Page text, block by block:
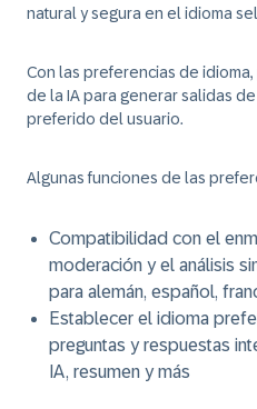
natural y segura en el idioma
Con las preferencias de
de la IA para generar salidas
preferido del usuario.
Algunas funciones de las
Compatibilidad con el
moderación y el análisis
para alemán, español,
Establecer el idioma
preguntas y respuestas
IA, resumen y más